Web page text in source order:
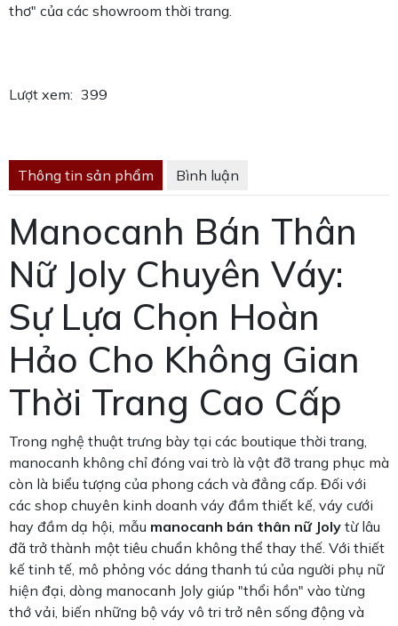
thơ" của các showroom thời trang.
Lượt xem: 399
Thông tin sản phẩm Bình luận
Manocanh Bán Thân
Nữ Joly Chuyên Váy:
Sự Lựa Chọn Hoàn
Hảo Cho Không Gian
Thời Trang Cao Cấp
Trong nghệ thuật trưng bày tại các boutique thời trang,
manocanh không chỉ đóng vai trò là vật đỡ trang phục mà
còn là biểu tượng của phong cách và đẳng cấp. Đối với
các shop chuyên kinh doanh váy đầm thiết kế, váy cưới
hay đầm dạ hội, mẫu manocanh bán thân nữ Joly từ lâu
đã trở thành một tiêu chuẩn không thể thay thế. Với thiết
kế tinh tế, mô phỏng vóc dáng thanh tú của người phụ nữ
hiện đại, dòng manocanh Joly giúp "thổi hồn" vào từng
thớ vải, biến những bộ váy vô tri trở nên sống động và